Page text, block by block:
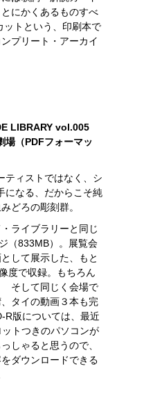
にかくあるものすべ
トという、印刷本で
プリート・アーカイ
LIBRARY vol.005
場（PDFフォーマッ
ティストではなく、シ
になる、だからこそ純
どろの彫刻群。
ライブラリーと同じ
（833MB）。展覧会
して展示した、もと
度で収録。もちろん
そして同じく会場で
タイの動画３本も完
R版については、最近
トつきのパソコンが
しゃると思うので、
ダウンロードできる